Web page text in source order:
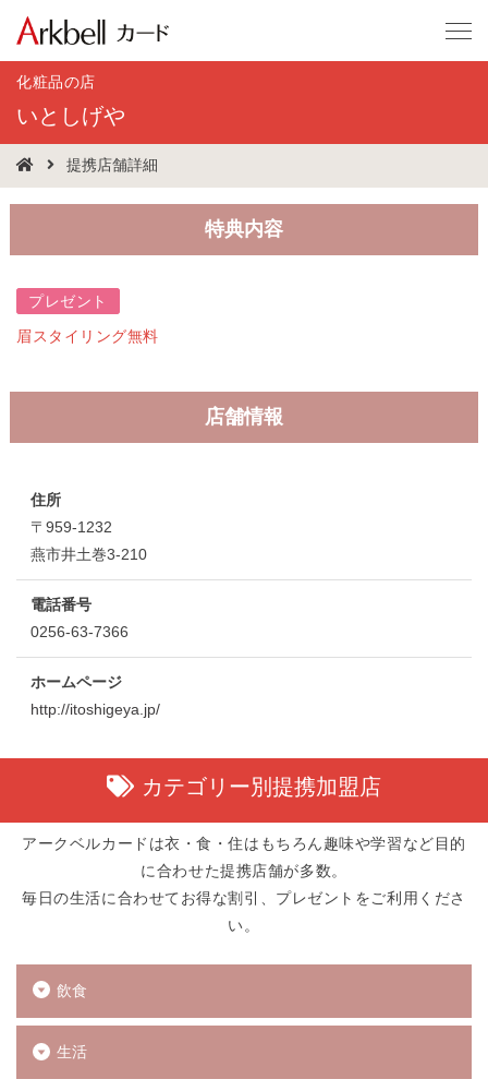
化粧品の店
いとしげや
提携店舗詳細
特典内容
プレゼント
眉スタイリング無料
店舗情報
住所
〒959-1232
燕市井土巻3-210
電話番号
0256-63-7366
ホームページ
http://itoshigeya.jp/
カテゴリー別提携加盟店
アークベルカードは衣・食・住はもちろん趣味や学習など目的
に合わせた提携店舗が多数。
毎日の生活に合わせてお得な割引、プレゼントをご利用くださ
い。
飲食
生活